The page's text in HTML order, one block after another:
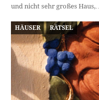
und nicht sehr großes Haus,…
HÄUSER RÄTSEL